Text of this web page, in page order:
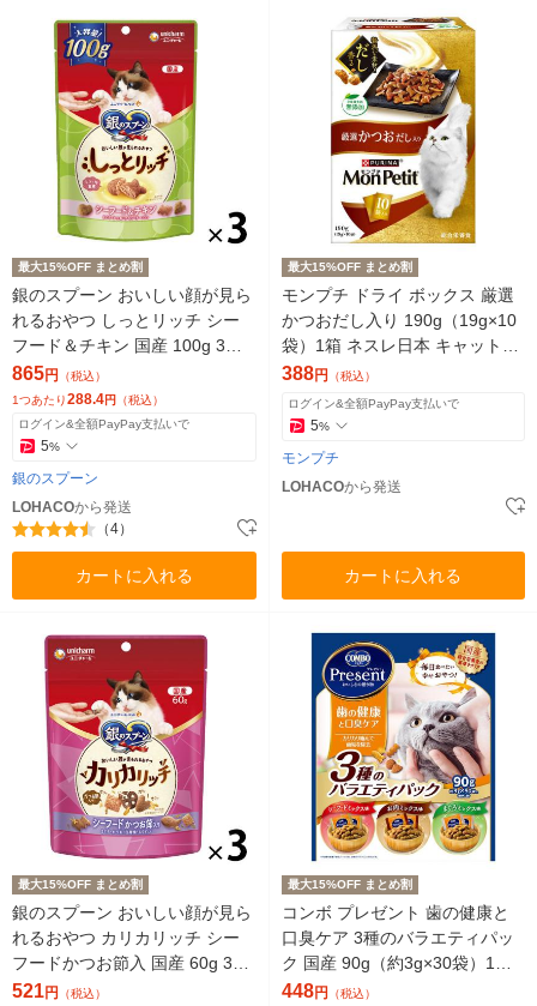
最大15%OFF まとめ割
銀のスプーン おいしい顔が見ら
れるおやつ しっとリッチ シー
フード＆チキン 国産 100g 3袋
猫用 おやつ
865円
（税込）
1つあたり288.4円 （税込）
ログイン&全額PayPay支払いで
5%
銀のスプーン
LOHACOから発送
（4）
カートに入れる
最大15%OFF まとめ割
モンプチ ドライ ボックス 厳選
かつおだし入り 190g（19g×10
袋）1箱 ネスレ日本 キャットフ
ード
388円 （税込）
ログイン&全額PayPay支払いで
5%
モンプチ
LOHACOから発送
カートに入れる
最大15%OFF まとめ割
銀のスプーン おいしい顔が見ら
れるおやつ カリカリッチ シー
フードかつお節入 国産 60g 3袋
キャットフード ドライ おやつ
521円 （税込）
最大15%OFF まとめ割
コンボ プレゼント 歯の健康と
口臭ケア 3種のバラエティパッ
ク 国産 90g（約3g×30袋）1袋
日本ペットフード 猫用
448円 （税込）